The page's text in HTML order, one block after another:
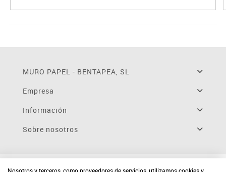
MURO PAPEL - BENTAPEA, SL
Empresa
Información
Sobre nosotros